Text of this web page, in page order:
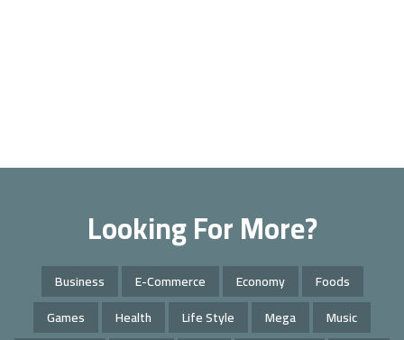
Looking For More?
Business E-Commerce Economy
Foods
Games
Health Life Style Mega
Music